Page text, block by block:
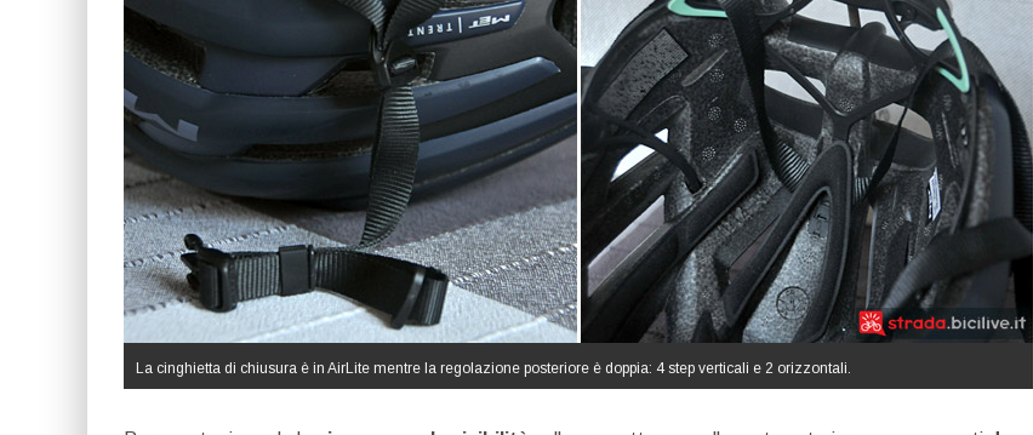
La cinghietta di chiusura è in AirLite mentre la regolazione posteriore è doppia: 4 step verticali e 2 orizzontali.